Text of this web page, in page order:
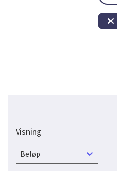
Visning
Beløp